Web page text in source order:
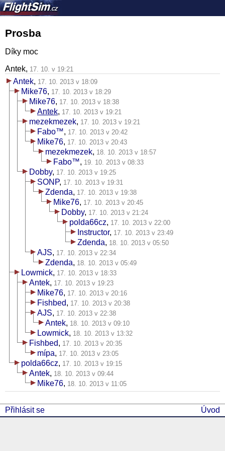
Prosba
Díky moc
Antek, 17. 10. v 19:21
Antek, 17. 10. 2013 v 18:09
Mike76, 17. 10. 2013 v 18:29
Mike76, 17. 10. 2013 v 18:38
Antek, 17. 10. 2013 v 19:21
mezekmezek, 17. 10. 2013 v 19:21
Fabo™, 17. 10. 2013 v 20:42
Mike76, 17. 10. 2013 v 20:43
mezekmezek, 18. 10. 2013 v 18:57
Fabo™, 19. 10. 2013 v 08:33
Dobby, 17. 10. 2013 v 19:25
SONP, 17. 10. 2013 v 19:31
Zdenda, 17. 10. 2013 v 19:38
Mike76, 17. 10. 2013 v 20:45
Dobby, 17. 10. 2013 v 21:24
polda66cz, 17. 10. 2013 v 22:00
Instructor, 17. 10. 2013 v 23:49
Zdenda, 18. 10. 2013 v 05:50
AJS, 17. 10. 2013 v 22:34
Zdenda, 18. 10. 2013 v 05:49
Lowmick, 17. 10. 2013 v 18:33
Antek, 17. 10. 2013 v 19:23
Mike76, 17. 10. 2013 v 20:16
Fishbed, 17. 10. 2013 v 20:38
AJS, 17. 10. 2013 v 22:38
Antek, 18. 10. 2013 v 09:10
Lowmick, 18. 10. 2013 v 13:32
Fishbed, 17. 10. 2013 v 20:35
mípa, 17. 10. 2013 v 23:05
polda66cz, 17. 10. 2013 v 19:15
Antek, 18. 10. 2013 v 09:44
Mike76, 18. 10. 2013 v 11:05
Úvod
Přihlásit se